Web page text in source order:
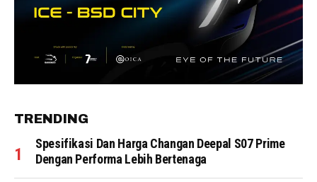
TRENDING
Spesifikasi Dan Harga Changan Deepal S07 Prime
Dengan Performa Lebih Bertenaga